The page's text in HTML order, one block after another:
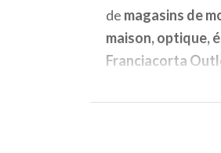
de magasins de
maison, optique,
Franciacorta